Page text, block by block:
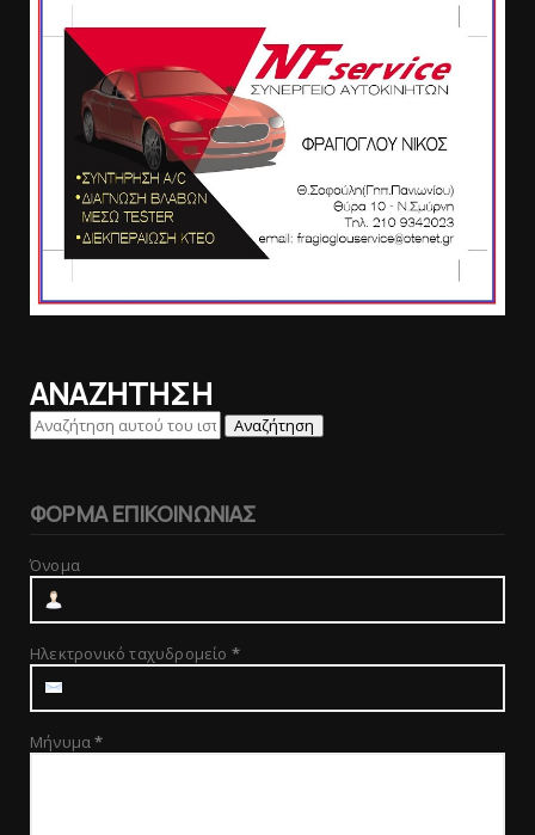
ΑΝΑΖΗΤΗΣΗ
ΦΟΡΜΑ ΕΠΙΚΟΙΝΩΝΙΑΣ
Όνομα
Ηλεκτρονικό ταχυδρομείο *
Μήνυμα*